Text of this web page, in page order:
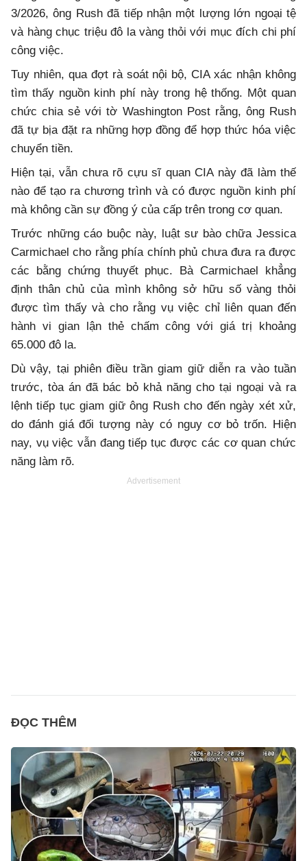
3/2026, ông Rush đã tiếp nhận một lượng lớn ngoại tệ
và hàng chục triệu đô la vàng thỏi với mục đích chi phí
công việc.
Tuy nhiên, qua đợt rà soát nội bộ, CIA xác nhận không
tìm thấy nguồn kinh phí này trong hệ thống. Một quan
chức chia sẻ với tờ Washington Post rằng, ông Rush
đã tự bịa đặt ra những hợp đồng để hợp thức hóa việc
chuyển tiền.
Hiện tại, vẫn chưa rõ cựu sĩ quan CIA này đã làm thế
nào để tạo ra chương trình và có được nguồn kinh phí
mà không cần sự đồng ý của cấp trên trong cơ quan.
Trước những cáo buộc này, luật sư bào chữa Jessica
Carmichael cho rằng phía chính phủ chưa đưa ra được
các bằng chứng thuyết phục. Bà Carmichael khẳng
định thân chủ của mình không sở hữu số vàng thỏi
được tìm thấy và cho rằng vụ việc chỉ liên quan đến
hành vi gian lận thẻ chấm công với giá trị khoảng
65.000 đô la.
Dù vậy, tại phiên điều trần giam giữ diễn ra vào tuần
trước, tòa án đã bác bỏ khả năng cho tại ngoại và ra
lệnh tiếp tục giam giữ ông Rush cho đến ngày xét xử,
do đánh giá đối tượng này có nguy cơ bỏ trốn. Hiện
nay, vụ việc vẫn đang tiếp tục được các cơ quan chức
năng làm rõ.
Advertisement
ĐỌC THÊM